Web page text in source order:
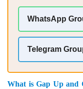
WhatsApp
Telegram
What is Gap Up and